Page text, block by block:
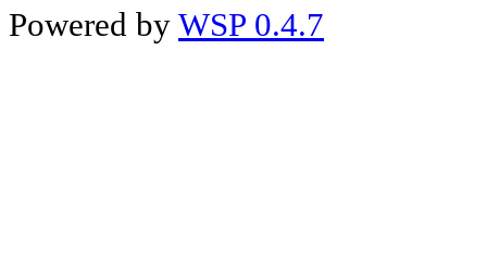
Powered by WSP 0.4.7